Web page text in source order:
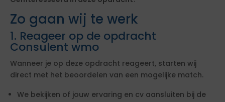
Zo gaan wij te werk
1. Reageer op de opdracht
Consulent wmo
Wanneer je op deze opdracht reageert, starten wij
direct met het beoordelen van een mogelijke match.
We bekijken of jouw ervaring en cv aansluiten bij de